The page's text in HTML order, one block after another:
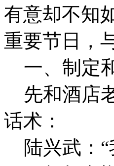
有意却不知
重要节日，
一、制定
先和酒店
话术：
陆兴武：“